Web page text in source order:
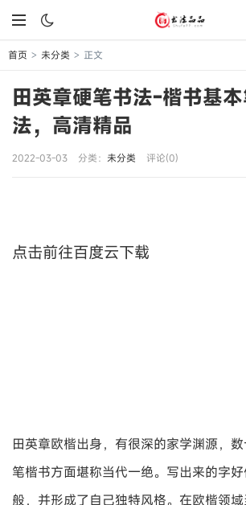
首页 > 未分类 > 正文
田英章硬笔书法-楷书基
法，高清精品
2022-03-03 分类： 未分类 评论(0)
点击前往百度云下载
田英章欧楷出身，有很深的家学渊源，
笔楷书方面堪称当代一绝。写出来的字
般，并形成了自己独特风格。在欧楷领域